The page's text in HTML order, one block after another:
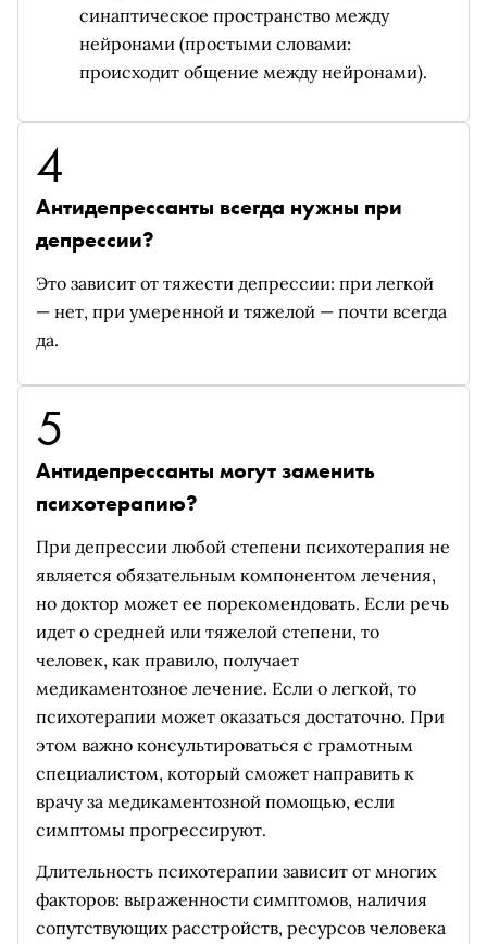
синаптическое пространство между
нейронами (простыми словами:
происходит общение между нейронами).
4
Антидепрессанты всегда нужны при
депрессии?
Это зависит от тяжести депрессии: при легкой
— нет, при умеренной и тяжелой — почти всегда
да.
5
Антидепрессанты могут заменить
психотерапию?
При депрессии любой степени психотерапия не
является обязательным компонентом лечения,
но доктор может ее порекомендовать. Если речь
идет о средней или тяжелой степени, то
человек, как правило, получает
медикаментозное лечение. Если о легкой, то
психотерапии может оказаться достаточно. При
этом важно консультироваться с грамотным
специалистом, который сможет направить к
врачу за медикаментозной помощью, если
симптомы прогрессируют.
Длительность психотерапии зависит от многих
факторов: выраженности симптомов, наличия
сопутствующих расстройств, ресурсов человека